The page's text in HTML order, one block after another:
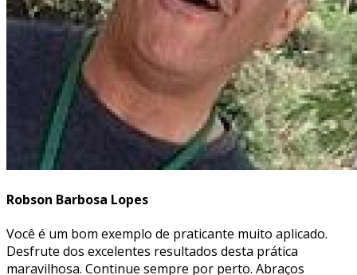
Robson Barbosa Lopes
Você é um bom exemplo de praticante muito aplicado.
Desfrute dos excelentes resultados desta prática
maravilhosa. Continue sempre por perto. Abraços